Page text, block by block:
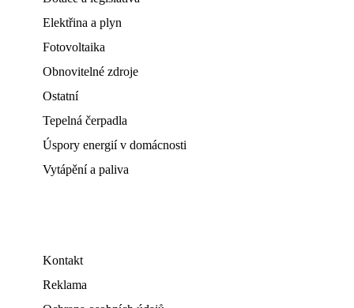
Elektřina a plyn
Fotovoltaika
Obnovitelné zdroje
Ostatní
Tepelná čerpadla
Úspory energií v domácnosti
Vytápění a paliva
Kontakt
Reklama